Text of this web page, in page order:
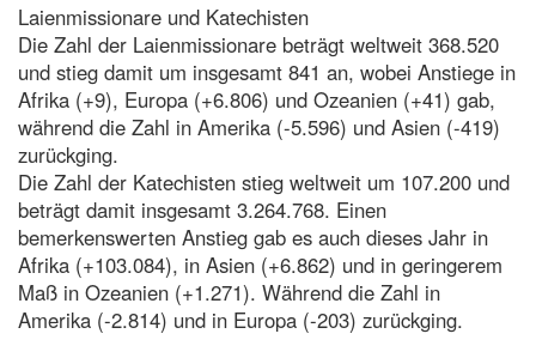
Laienmissionare und Katechisten
Die Zahl der Laienmissionare beträgt weltweit 368.520
und stieg damit um insgesamt 841 an, wobei Anstiege in
Afrika (+9), Europa (+6.806) und Ozeanien (+41) gab,
während die Zahl in Amerika (-5.596) und Asien (-419)
zurückging.
Die Zahl der Katechisten stieg weltweit um 107.200 und
beträgt damit insgesamt 3.264.768. Einen
bemerkenswerten Anstieg gab es auch dieses Jahr in
Afrika (+103.084), in Asien (+6.862) und in geringerem
Maß in Ozeanien (+1.271). Während die Zahl in
Amerika (-2.814) und in Europa (-203) zurückging.